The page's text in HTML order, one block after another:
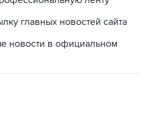
главных новостей сайта
новости в официальном